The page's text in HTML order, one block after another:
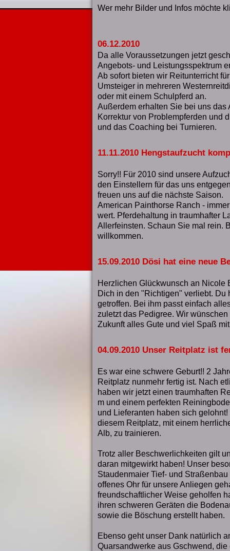
Wer mehr Bilder und Infos möchte
06.12.2010
Da alle Voraussetzungen jetzt
Angebots- und Leistungsspektrum
Ab sofort bieten wir Reitunterricht
Umsteiger in mehreren
oder mit einem Schulpferd an.
Außerdem erhalten Sie bei uns das
Korrektur von Problempferden und
und das Coaching bei Turnieren.
11.11.2010 Hengstaufzucht
Sorry!! Für 2010 sind unsere
den Einstellern für das uns
freuen uns auf die nächste Saison.
American Painthorse Ranch -
wert. Pferdehaltung in traumhafter
Allerfeinsten. Schaun Sie mal rein.
willkommen.
15.09.2010 Dösi hat eine neue
Herzlichen Glückwunsch an Nicole
Dich in den "Richtigen" verliebt. Du
getroffen. Bei ihm passt einfach
zuletzt das Pedigree. Wir
Zukunft alles Gute und viel Spaß
04.09.2010 Unser Reitplatz ist
Es war eine schwere Geburt!! 2
Reitplatz nunmehr fertig ist. Nach
haben wir jetzt einen traumhaften
m und einem perfekten
und Lieferanten haben sich
diesem Reitplatz, mit einem
Alb, zu trainieren.
Trotz aller Beschwerlichkeiten gilt
daran mitgewirkt haben! Unser
Staudenmaier Tief- und
offenes Ohr für unsere Anliegen
freundschaftlicher Weise geholfen
ihren schweren Geräten die
sowie die Böschung erstellt haben.
Ebenso geht unser Dank natürlich
Quarsandwerke aus Gschwend,